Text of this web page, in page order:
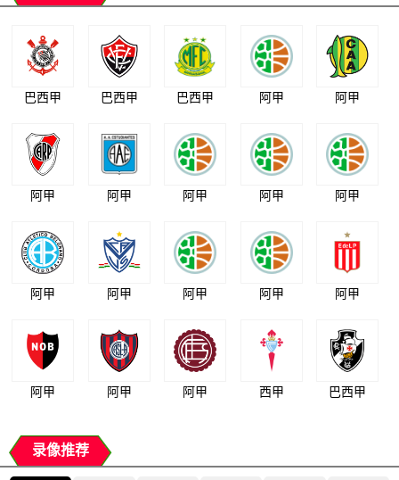
巴西甲 巴西甲 巴西甲 阿甲 阿甲
阿甲 阿甲 阿甲 阿甲 阿甲
阿甲 阿甲 阿甲 阿甲 阿甲
阿甲 阿甲 阿甲 西甲 巴西甲
录像推荐